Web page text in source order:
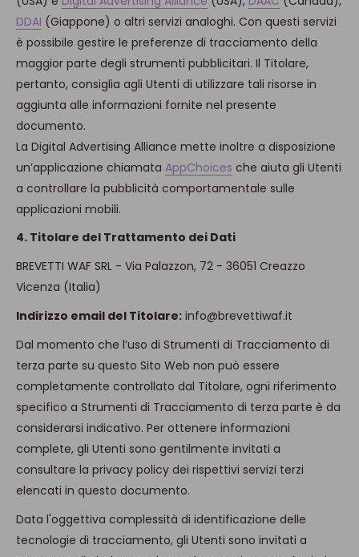
DDAI (Giappone) o altri servizi analoghi. Con questi servizi
è possibile gestire le preferenze di tracciamento della
maggior parte degli strumenti pubblicitari. Il Titolare,
pertanto, consiglia agli Utenti di utilizzare tali risorse in
aggiunta alle informazioni fornite nel presente
documento.
La Digital Advertising Alliance mette inoltre a disposizione
un’applicazione chiamata AppChoices che aiuta gli Utenti
a controllare la pubblicità comportamentale sulle
applicazioni mobili.
4. Titolare del Trattamento dei Dati
BREVETTI WAF SRL - Via Palazzon, 72 - 36051 Creazzo
Vicenza (Italia)
Indirizzo email del Titolare: info@brevettiwaf.it
Dal momento che l’uso di Strumenti di Tracciamento di
terza parte su questo Sito Web non può essere
completamente controllato dal Titolare, ogni riferimento
specifico a Strumenti di Tracciamento di terza parte è da
considerarsi indicativo. Per ottenere informazioni
complete, gli Utenti sono gentilmente invitati a
consultare la privacy policy dei rispettivi servizi terzi
elencati in questo documento.
Data l'oggettiva complessità di identificazione delle
tecnologie di tracciamento, gli Utenti sono invitati a